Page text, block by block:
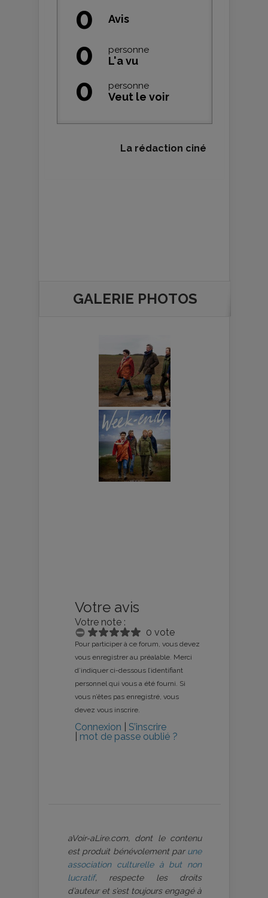
0 Avis
0 personne
L'a vu
0 personne
Veut le voir
La rédaction ciné
GALERIE PHOTOS
Votre avis
Votre note :
0 vote
Pour participer à ce forum, vous devez
vous enregistrer au préalable. Merci
d’indiquer ci-dessous l’identifiant
personnel qui vous a été fourni. Si
vous n’êtes pas enregistré, vous
devez vous inscrire.
Connexion
S’inscrire
mot de passe oublié ?
aVoir-aLire.com, dont le contenu
est produit bénévolement par une
association culturelle à but non
lucratif, respecte les droits
d’auteur et s’est toujours engagé à